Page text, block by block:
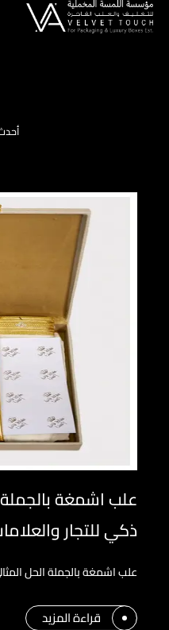
علب اشمغة
ذكي للتجار
علب اشمغة بالجملة الحل
قراءة المزيد